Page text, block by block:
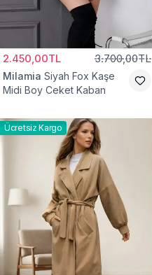
2.450,00TL 3.700,00TL
Milamia Siyah Fox Kaşe
Midi Boy Ceket Kaban
Ücretsiz Kargo